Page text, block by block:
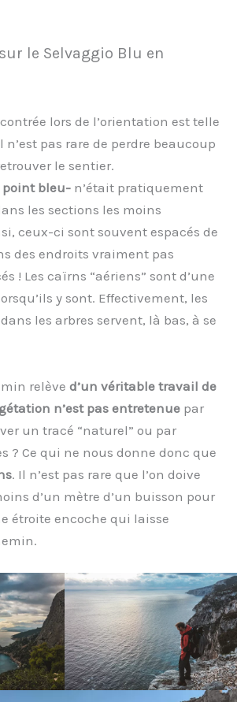
sur le Selvaggio Blu en
lors de l’orientation est telle
n’est pas rare de perdre beaucoup
le sentier.
point bleu- n’était pratiquement
les sections les moins
ceux-ci sont souvent espacés de
des endroits vraiment pas
! Les caïrns “aériens” sont d’une
y sont. Effectivement, les
les arbres servent, là bas, à se
relève d’un véritable travail de
n’est pas entretenue par
un tracé “naturel” ou par
? Ce qui ne nous donne donc que
. Il n’est pas rare que l’on doive
d’un mètre d’un buisson pour
étroite encoche qui laisse